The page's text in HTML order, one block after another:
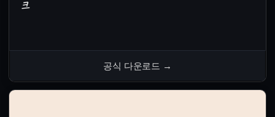
크
공식 다운로드 →